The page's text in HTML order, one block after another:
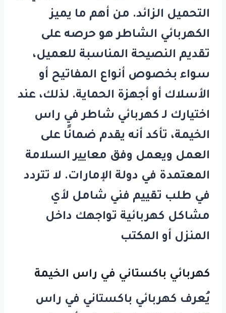
التحميل الزائد. من أهم ما يميز
الكهربائي الشاطر هو حرصه على
تقديم النصيحة المناسبة للعميل،
سواء بخصوص أنواع المفاتيح أو
الأسلاك أو أجهزة الحماية. لذلك، عند
اختيارك لـ كهربائي شاطر في راس
الخيمة، تأكد أنه يقدم ضمانًا على
العمل ويعمل وفق معايير السلامة
المعتمدة في دولة الإمارات. لا تتردد
في طلب تقييم فني شامل لأي
مشاكل كهربائية تواجهك داخل
المنزل أو المكتب
كهربائي باكستاني في راس الخيمة
يُعرف كهربائي باكستاني في راس